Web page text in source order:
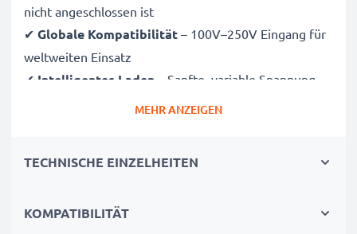
nicht angeschlossen ist
✔ Globale Kompatibilität – 100V–250V Eingang für
weltweiten Einsatz
✔ Intelligentes Laden – Sanfte, variable Spannung
verlängert die Lebensdauer des Akkus
Kurzschluss
Kompakt & reisetauglich
MEHR ANZEIGEN
TECHNISCHE EINZELHEITEN
KOMPATIBILITÄT